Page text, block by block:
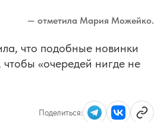
— отметила Мария Можейко.
что подобные новинки
«очередей нигде не
Поделиться: